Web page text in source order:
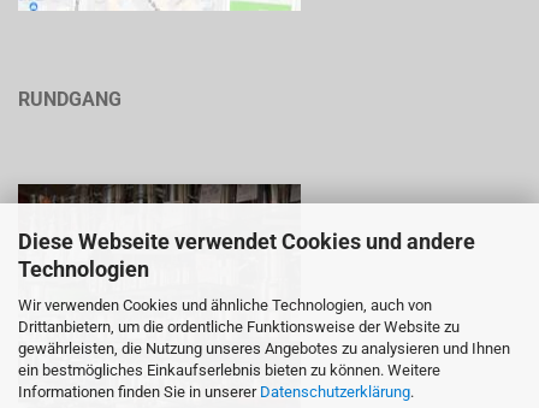
Diese Webseite verwendet Cookies und andere
Technologien
Wir verwenden Cookies und ähnliche Technologien, auch von
Drittanbietern, um die ordentliche Funktionsweise der Website zu
gewährleisten, die Nutzung unseres Angebotes zu analysieren und Ihnen
ein bestmögliches Einkaufserlebnis bieten zu können. Weitere
Informationen finden Sie in unserer Datenschutzerklärung.
RUNDGANG